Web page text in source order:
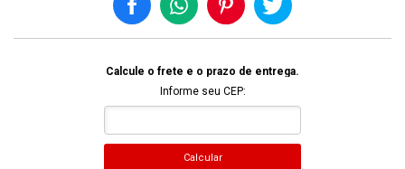
Calcule o frete e o prazo de entrega.
Informe seu CEP:
Calcular